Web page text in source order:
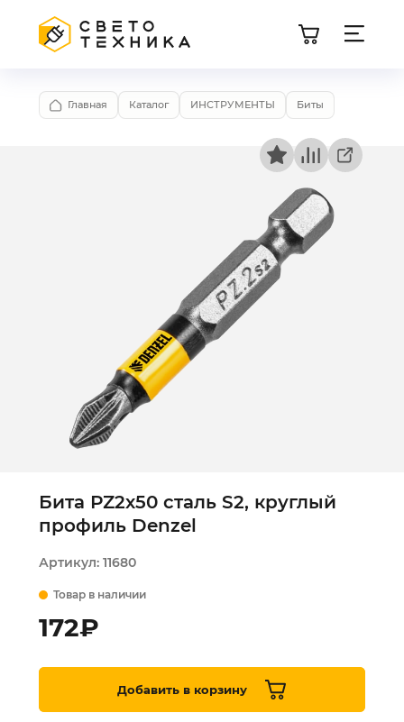
Главная Каталог ИНСТРУМЕНТЫ Биты
Бита РZ2х50 сталь S2, круглый
профиль Denzel
Артикул: 11680
Товар в наличии
172₽
Добавить в корзину